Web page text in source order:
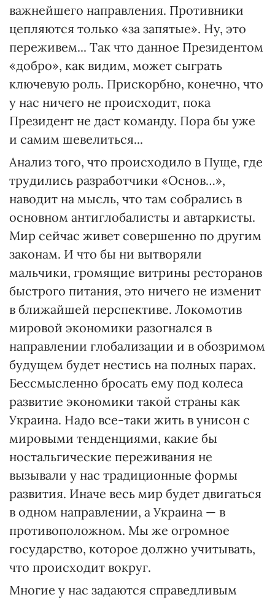
важнейшего направления. Противники
цепляются только «за запятые». Ну, это
переживем... Так что данное Президентом
«добро», как видим, может сыграть
ключевую роль. Прискорбно, конечно, что
у нас ничего не происходит, пока
Президент не даст команду. Пора бы уже
и самим шевелиться...
Анализ того, что происходило в Пуще, где
трудились разработчики «Основ…»,
наводит на мысль, что там собрались в
основном антиглобалисты и автаркисты.
Мир сейчас живет совершенно по другим
законам. И что бы ни вытворяли
мальчики, громящие витрины ресторанов
быстрого питания, это ничего не изменит
в ближайшей перспективе. Локомотив
мировой экономики разогнался в
направлении глобализации и в обозримом
будущем будет нестись на полных парах.
Бессмысленно бросать ему под колеса
развитие экономики такой страны как
Украина. Надо все-таки жить в унисон с
мировыми тенденциями, какие бы
ностальгические переживания не
вызывали у нас традиционные формы
развития. Иначе весь мир будет двигаться
в одном направлении, а Украина — в
противоположном. Мы же огромное
государство, которое должно учитывать,
что происходит вокруг.
Многие у нас задаются справедливым